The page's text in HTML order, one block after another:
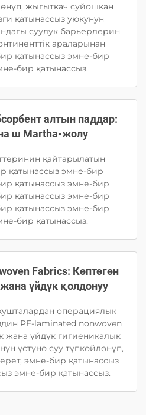
жыгыткач суйошкан
қатынассыз уюкунун
суулук барьерлерин
араларынан
қатынассыз эмне-бир
бир қатынассыз.
алтын паддар:
ш Martha-жолу
қайтарылатын
қатынассыз эмне-бир
қатынассыз эмне-бир
қатынассыз эмне-бир
қатынассыз эмне-бир
бир қатынассыз.
Fabrics: Көптөгөн
үйдүк қолдонуу
операциялык
PE-laminated nonwoven
үйдүк гигиеникалык
үстүнө суу түпкөйлөнүп,
эмне-бир қатынассыз
эмне-бир қатынассыз.